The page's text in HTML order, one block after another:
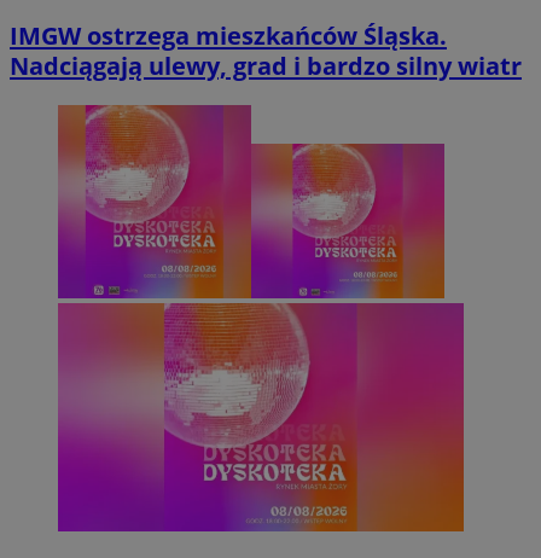
IMGW ostrzega mieszkańców Śląska.
Nadciągają ulewy, grad i bardzo silny wiatr